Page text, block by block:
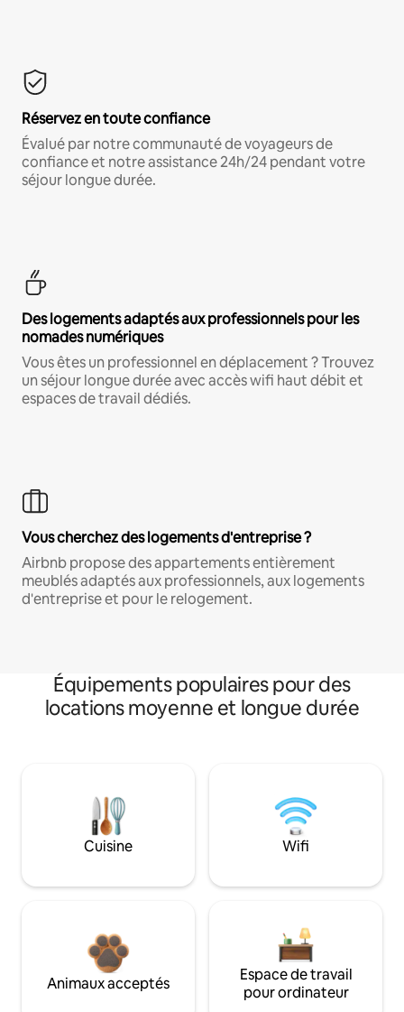
Réservez en toute confiance
Évalué par notre communauté de voyageurs de
confiance et notre assistance 24h/24 pendant votre
séjour longue durée.
Des logements adaptés aux professionnels pour les
nomades numériques
Vous êtes un professionnel en déplacement ? Trouvez
un séjour longue durée avec accès wifi haut débit et
espaces de travail dédiés.
Vous cherchez des logements d'entreprise ?
Airbnb propose des appartements entièrement
meublés adaptés aux professionnels, aux logements
d'entreprise et pour le relogement.
Équipements populaires pour des
locations moyenne et longue durée
Cuisine Wifi
Animaux acceptés
Espace de travail
pour ordinateur